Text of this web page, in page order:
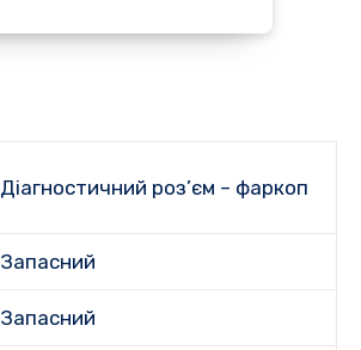
Діагностичний роз’єм – фаркоп
Запасний
Запасний